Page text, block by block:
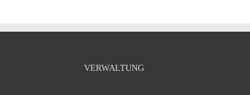
VERWALTUNG